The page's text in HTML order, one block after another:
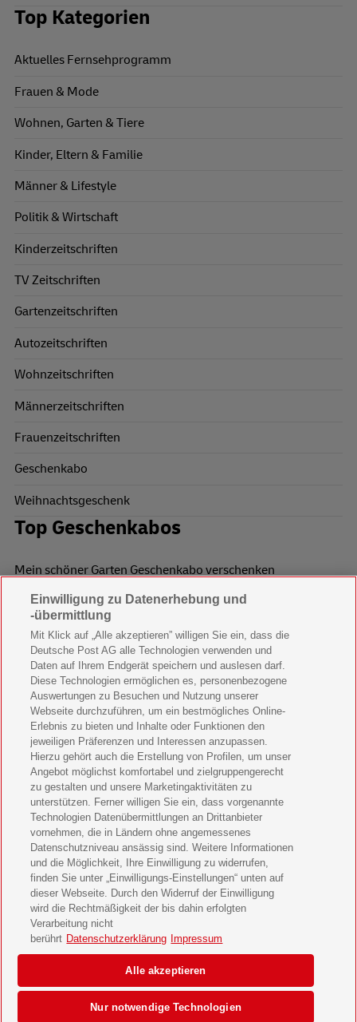
Top Kategorien
Aktuelles Fernsehprogramm
Frauen & Mode
Wohnen, Garten & Tiere
Kinder, Eltern & Familie
Männer & Lifestyle
Politik & Wirtschaft
Kinderzeitschriften
TV Zeitschriften
Gartenzeitschriften
Autozeitschriften
Wohnzeitschriften
Männerzeitschriften
Frauenzeitschriften
Geschenkabo
Weihnachtsgeschenk
Top Geschenkabos
Mein schöner Garten Geschenkabo verschenken
Wohnen & Garten Geschenkabo verschenken
Mein schönes Land Geschenkabo verschenken
Bild der Frau Geschenkabo verschenken
11 Freunde Geschenkabo verschenken
LEGO Ninjago Magazin Geschenkabo verschenken
Brigitte Geschenkabo verschenken
GEOlino Geschenkabo verschenken
Stern Crime Geschenkabo verschenken
Welt der Wunder Geschenkabo verschenken
GEO Geschenkabo verschenken
Datenschutz & Cookies
Einwilligungs-Einstellungen
Barrierefreiheit
Einwilligung zu Datenerhebung und
-übermittlung
Mit Klick auf „Alle akzeptieren” willigen Sie ein, dass die
Deutsche Post AG alle Technologien verwenden und
Daten auf Ihrem Endgerät speichern und auslesen darf.
Diese Technologien ermöglichen es, personenbezogene
Auswertungen zu Besuchen und Nutzung unserer
Webseite durchzuführen, um ein bestmögliches Online-
Erlebnis zu bieten und Inhalte oder Funktionen den
jeweiligen Präferenzen und Interessen anzupassen.
Hierzu gehört auch die Erstellung von Profilen, um unser
Angebot möglichst komfortabel und zielgruppengerecht
zu gestalten und unsere Marketingaktivitäten zu
unterstützen. Ferner willigen Sie ein, dass vorgenannte
Technologien Datenübermittlungen an Drittanbieter
vornehmen, die in Ländern ohne angemessenes
Datenschutzniveau ansässig sind. Weitere Informationen
und die Möglichkeit, Ihre Einwilligung zu widerrufen,
finden Sie unter „Einwilligungs-Einstellungen“ unten auf
dieser Webseite. Durch den Widerruf der Einwilligung
wird die Rechtmäßigkeit der bis dahin erfolgten
Verarbeitung nicht
berührt Datenschutzerklärung Impressum
Nur notwendige Technologien
Alle akzeptieren